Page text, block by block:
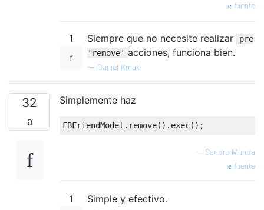
fuente
1 Siempre que no necesite realizar
pre
'remove' acciones, funciona bien.
— Daniel Kmak
32 Simplemente haz
FBFriendModel . remove(). exec();
— Sandro Munda
fuente
1 Simple y efectivo.